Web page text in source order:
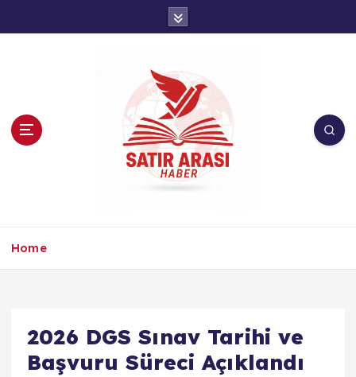
Home
2026 DGS Sınav Tarihi ve
Başvuru Süreci Açıklandı